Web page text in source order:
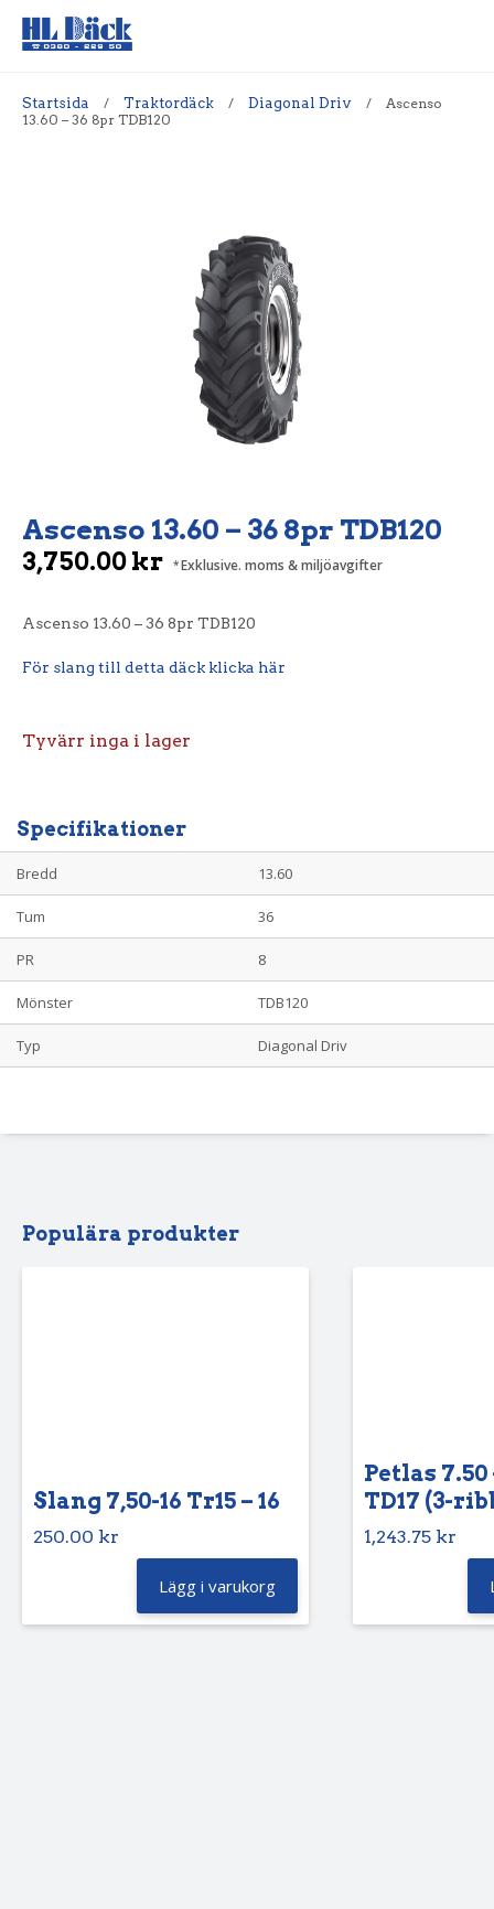
Startsida / Traktordäck / Diagonal Driv /
Ascenso
13.60 – 36 8pr TDB120
Ascenso 13.60 – 36 8pr TDB120
3,750.00kr Exklusive. moms & miljöavgifter
Ascenso 13.60 – 36 8pr TDB120
För slang till detta däck klicka här
Tyvärr inga i lager
Specifikationer
Bredd 13.60
Tum 36
PR 8
Mönster TDB120
Typ Diagonal Driv
Populära produkter
Slang 7,50-16 Tr15 – 16
250.00 kr
Lägg i varukorg
Petlas 7.50
TD17 (3-
1,243.75 kr